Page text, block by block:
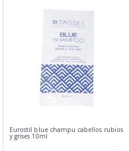
Eurostil blue champu cabellos rubios
y grises 10ml